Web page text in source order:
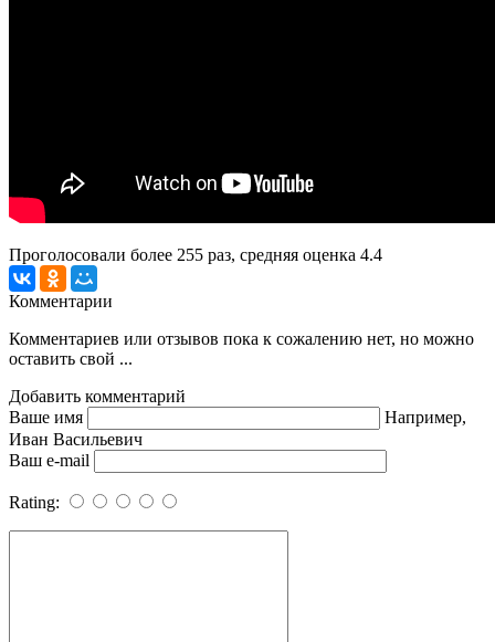
Проголосовали более 255 раз, средняя оценка 4.4
Комментарии
Комментариев или отзывов пока к сожалению нет, но можно
оставить свой ...
Добавить комментарий
Ваше имя
Например,
Иван Васильевич
Ваш e-mail
Rating: